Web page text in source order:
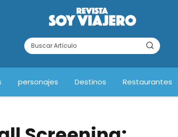
personajes Destinos Restaurantes